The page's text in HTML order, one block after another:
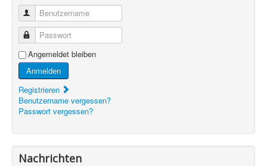
Benutzername
Passwort
Angemeldet bleiben
Anmelden
Registrieren
Benutzername vergessen?
Passwort vergessen?
Nachrichten